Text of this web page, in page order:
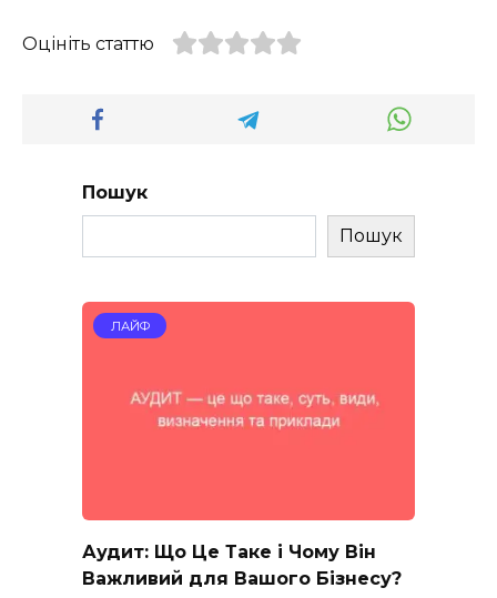
Оцініть статтю
Пошук
Пошук
ЛАЙФ
Аудит: Що Це Таке і Чому Він
Важливий для Вашого Бізнесу?